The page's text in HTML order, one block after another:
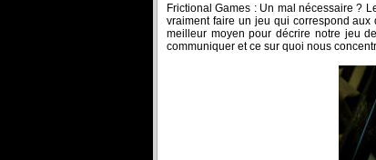
Frictional Games : Un mal nécessaire ?
vraiment faire un jeu qui correspond
meilleur moyen pour décrire notre jeu
communiquer et ce sur quoi nous